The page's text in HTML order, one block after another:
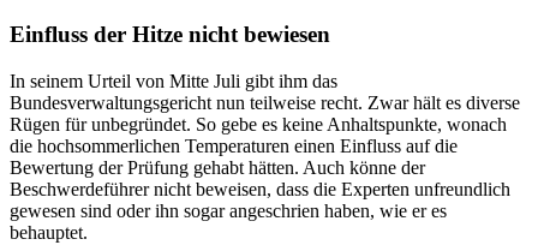
Einfluss der Hitze nicht bewiesen
In seinem Urteil von Mitte Juli gibt ihm das
Bundesverwaltungsgericht nun teilweise recht. Zwar hält es diverse
Rügen für unbegründet. So gebe es keine Anhaltspunkte, wonach
die hochsommerlichen Temperaturen einen Einfluss auf die
Bewertung der Prüfung gehabt hätten. Auch könne der
Beschwerdeführer nicht beweisen, dass die Experten unfreundlich
gewesen sind oder ihn sogar angeschrien haben, wie er es
behauptet.